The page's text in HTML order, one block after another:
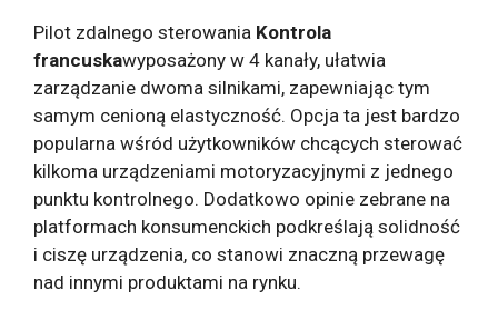
Pilot zdalnego sterowania Kontrola
francuskawyposażony w 4 kanały, ułatwia
zarządzanie dwoma silnikami, zapewniając tym
samym cenioną elastyczność. Opcja ta jest bardzo
popularna wśród użytkowników chcących sterować
kilkoma urządzeniami motoryzacyjnymi z jednego
punktu kontrolnego. Dodatkowo opinie zebrane na
platformach konsumenckich podkreślają solidność
i ciszę urządzenia, co stanowi znaczną przewagę
nad innymi produktami na rynku.